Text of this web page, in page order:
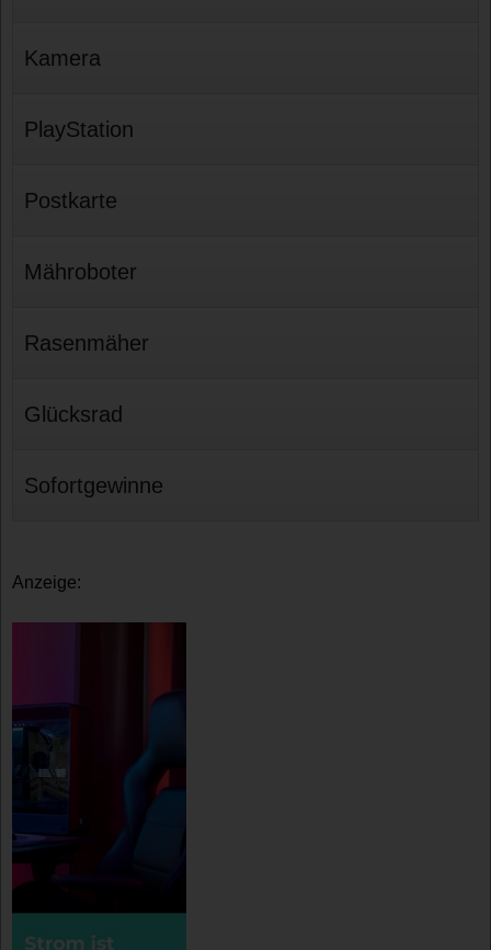
Kamera
PlayStation
Postkarte
Mähroboter
Rasenmäher
Glücksrad
Sofortgewinne
Anzeige: